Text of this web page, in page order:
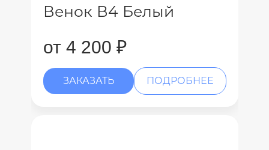
Венок В4 Белый
от 4 200 ₽
ЗАКАЗАТЬ ПОДРОБНЕЕ